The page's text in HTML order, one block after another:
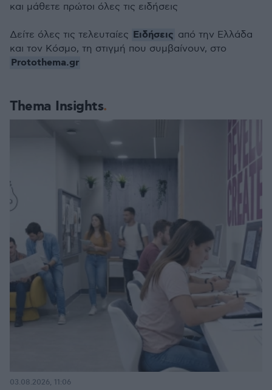
Thema Insights
03.08.2026, 11:06
και μάθετε πρώτοι όλες τις ειδήσεις
Δείτε όλες τις τελευταίες Ειδήσεις από την Ελλάδα
και τον Κόσμο, τη στιγμή που συμβαίνουν, στο
Protothema.gr